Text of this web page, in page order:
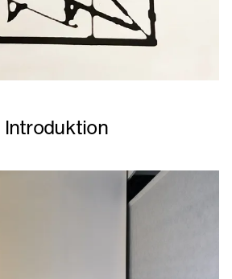
Introduktion